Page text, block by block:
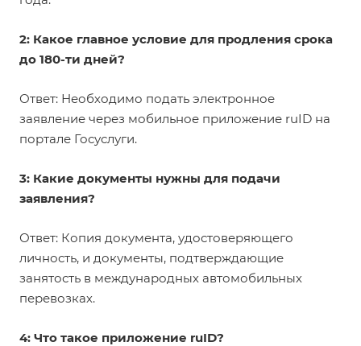
2: Какое главное условие для продления срока
до 180-ти дней?
Ответ: Необходимо подать электронное
заявление через мобильное приложение ruID на
портале Госуслуги.
3: Какие документы нужны для подачи
заявления?
Ответ: Копия документа, удостоверяющего
личность, и документы, подтверждающие
занятость в международных автомобильных
перевозках.
4: Что такое приложение ruID?